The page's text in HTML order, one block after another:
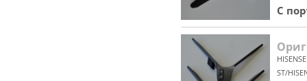
С
HISENSE
ST/